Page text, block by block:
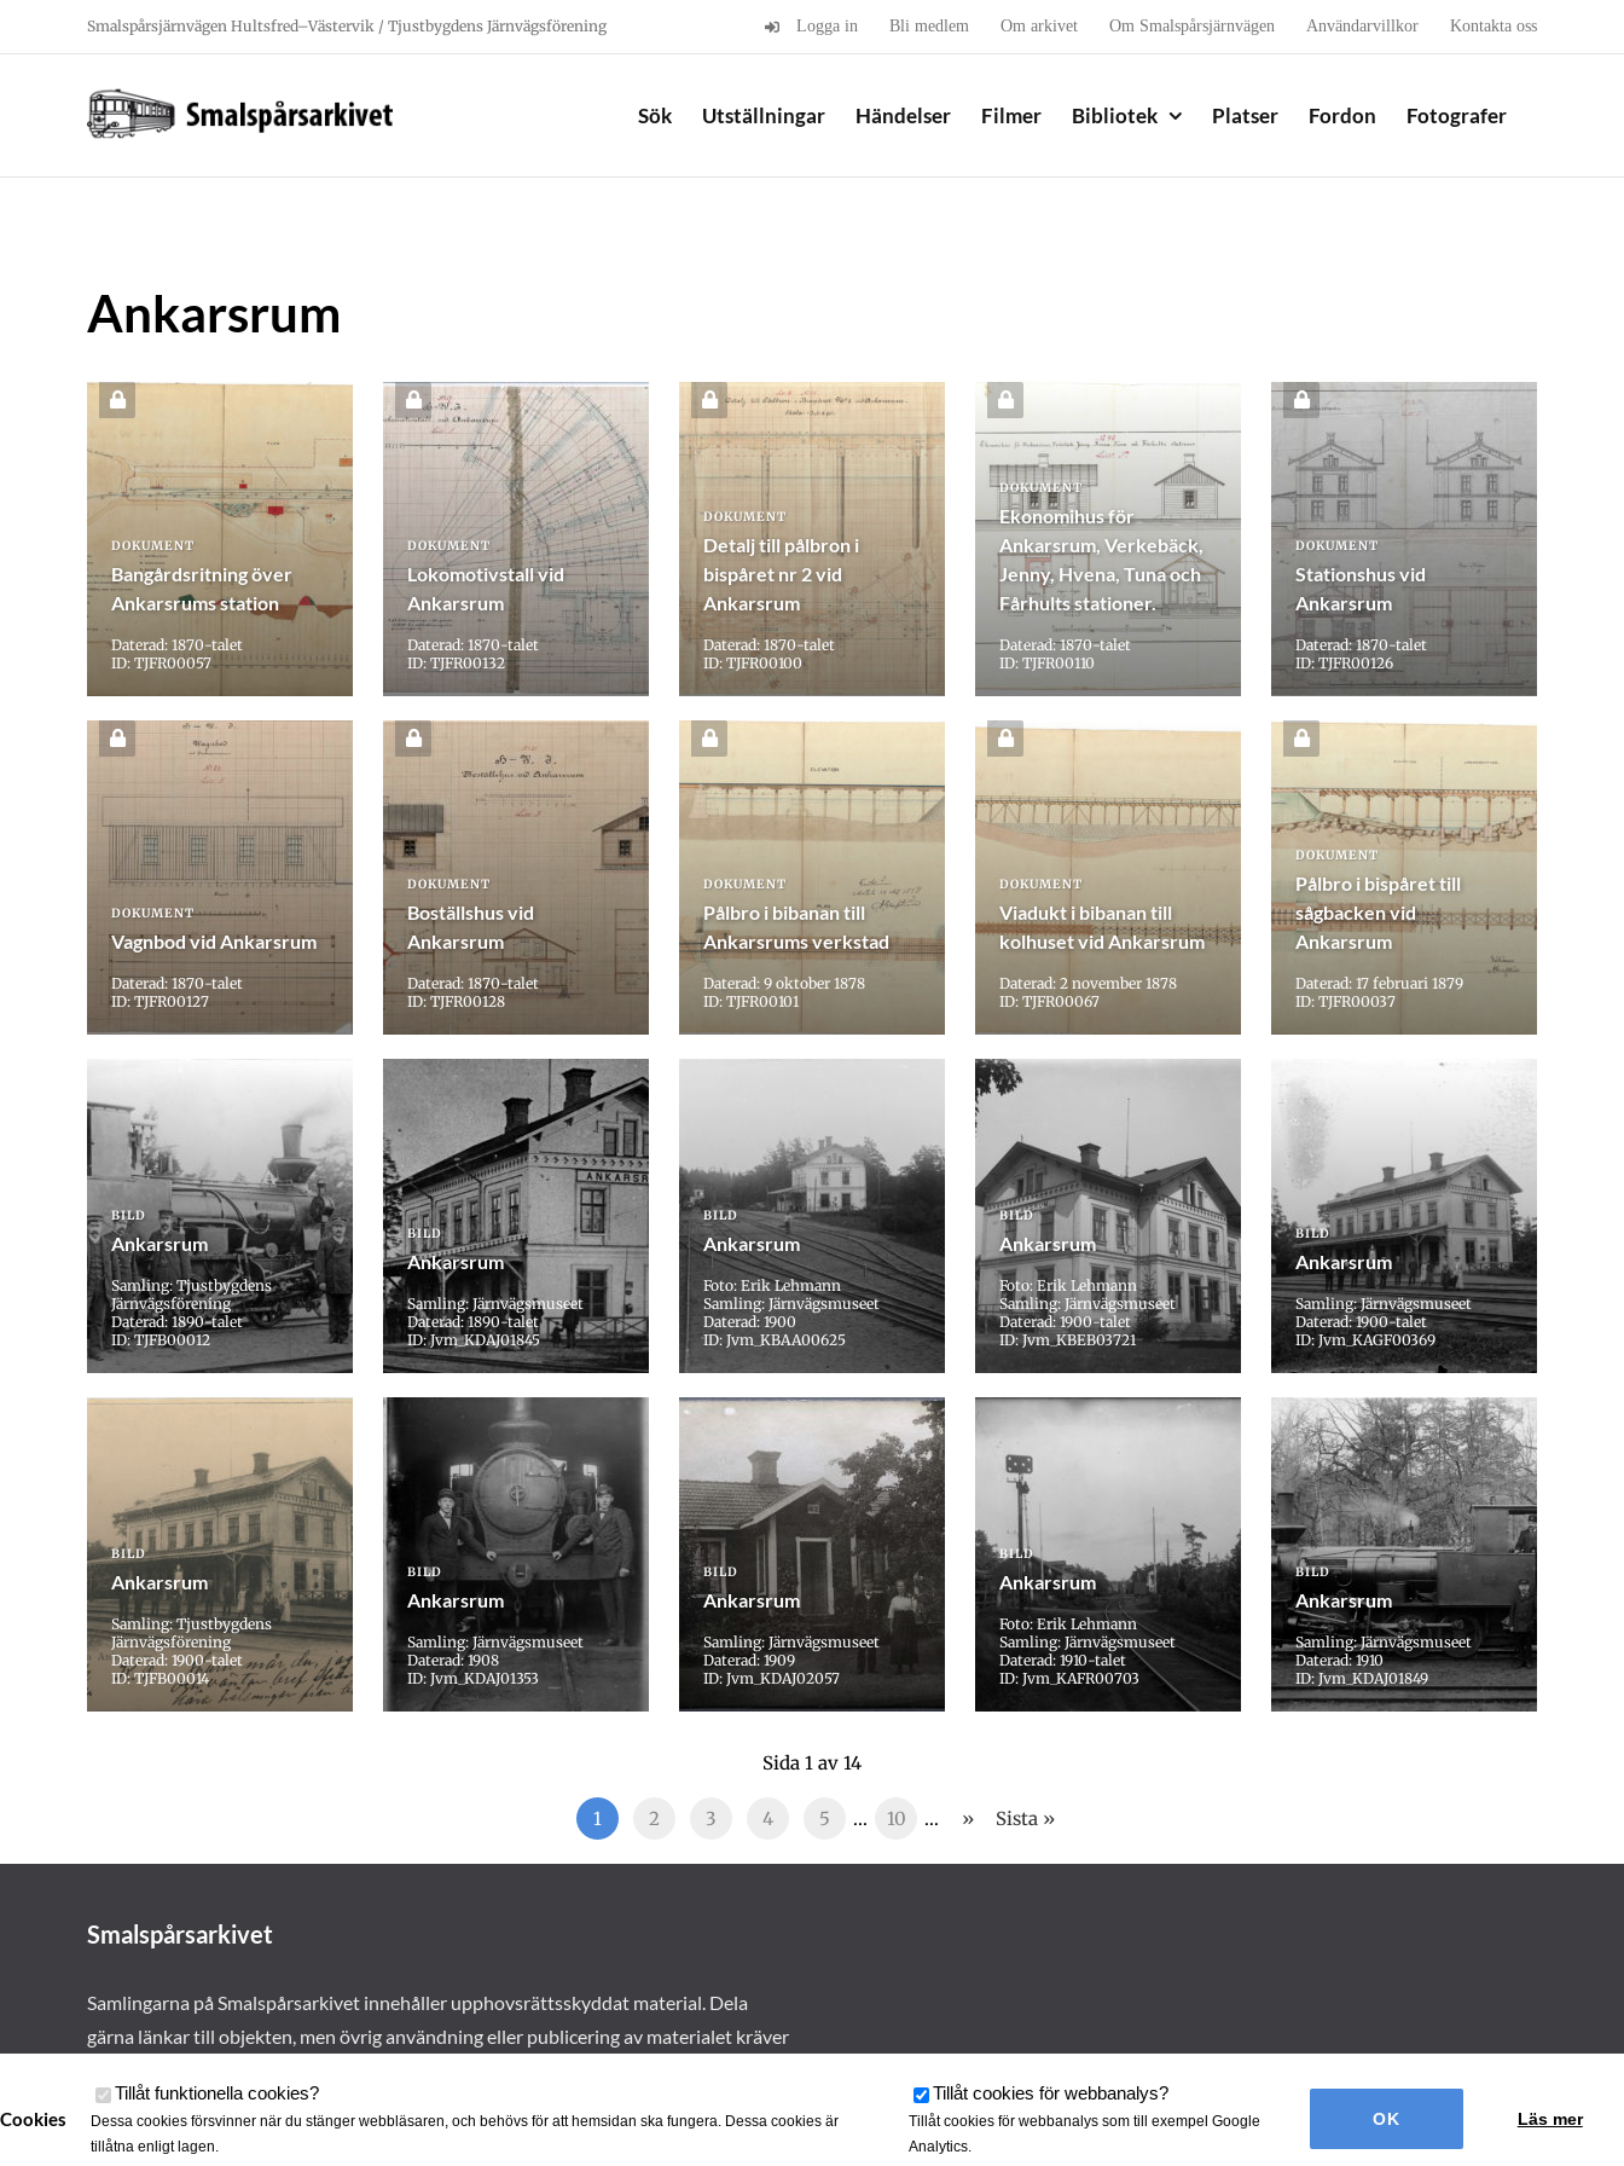
Smalspårsjärnvägen Hultsfred–Västervik / Tjustbygdens Järnvägsförening Logga in Bli medlem Om arkivet Om Smalspårsjärnvägen Användarvillkor Kontakta oss
Sök Utställningar Händelser Filmer Bibliotek Platser Fordon Fotografer
Ankarsrum
DOKUMENT
Bangårdsritning över
Ankarsrums station
Daterad: 1870-talet
ID: TJFR00057
DOKUMENT
Lokomotivstall vid
Ankarsrum
Daterad: 1870-talet
ID: TJFR00132
DOKUMENT
Detalj till pålbron i
bispåret nr 2 vid
Ankarsrum
Daterad: 1870-talet
ID: TJFR00100
DOKUMENT
Ekonomihus för
Ankarsrum, Verkebäck,
Jenny, Hvena, Tuna och
Fårhults stationer.
Daterad: 1870-talet
ID: TJFR00110
DOKUMENT
Stationshus vid
Ankarsrum
Daterad: 1870-talet
ID: TJFR00126
DOKUMENT
Vagnbod vid Ankarsrum
Daterad: 1870-talet
ID: TJFR00127
DOKUMENT
Boställshus vid
Ankarsrum
Daterad: 1870-talet
ID: TJFR00128
DOKUMENT
Pålbro i bibanan till
Ankarsrums verkstad
Daterad: 9 oktober 1878
ID: TJFR00101
DOKUMENT
Viadukt i bibanan till
kolhuset vid Ankarsrum
Daterad: 2 november 1878
ID: TJFR00067
DOKUMENT
Pålbro i bispåret till
sågbacken vid
Ankarsrum
Daterad: 17 februari 1879
ID: TJFR00037
BILD
Ankarsrum
Samling: Tjustbygdens
Järnvägsförening
Daterad: 1890-talet
ID: TJFB00012
BILD
Ankarsrum
Samling: Järnvägsmuseet
Daterad: 1890-talet
ID: Jvm_KDAJ01845
BILD
Ankarsrum
Foto: Erik Lehmann
Samling: Järnvägsmuseet
Daterad: 1900
ID: Jvm_KBAA00625
BILD
Ankarsrum
Foto: Erik Lehmann
Samling: Järnvägsmuseet
Daterad: 1900-talet
ID: Jvm_KBEB03721
BILD
Ankarsrum
Samling: Järnvägsmuseet
Daterad: 1900-talet
ID: Jvm_KAGF00369
BILD
Ankarsrum
Samling: Tjustbygdens
Järnvägsförening
Daterad: 1900-talet
ID: TJFB00014
BILD
Ankarsrum
Samling: Järnvägsmuseet
Daterad: 1908
ID: Jvm_KDAJ01353
BILD
Ankarsrum
Samling: Järnvägsmuseet
Daterad: 1909
ID: Jvm_KDAJ02057
BILD
Ankarsrum
Foto: Erik Lehmann
Samling: Järnvägsmuseet
Daterad: 1910-talet
ID: Jvm_KAFR00703
BILD
Ankarsrum
Samling: Järnvägsmuseet
Daterad: 1910
ID: Jvm_KDAJ01849
Sida 1 av 14
1 2 3 4 5 ... 10 ... » Sista »
Smalspårsarkivet
Samlingarna på Smalspårsarkivet innehåller upphovsrättsskyddat material. Dela
gärna länkar till objekten, men övrig användning eller publicering av materialet kräver
Cookies
Tillåt funktionella cookies?
Dessa cookies försvinner när du stänger webbläsaren, och behövs för att hemsidan ska fungera. Dessa cookies är
tillåtna enligt lagen.
Tillåt cookies för webbanalys?
Tillåt cookies för webbanalys som till exempel Google
Analytics.
Läs mer